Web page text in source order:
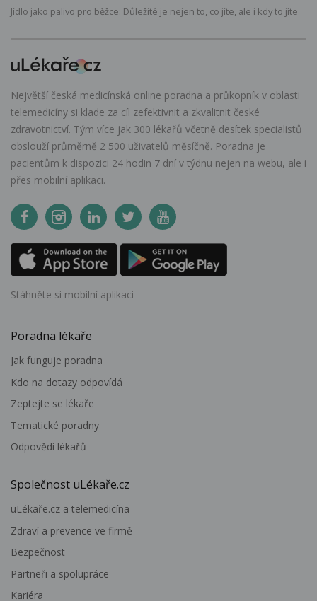
Jídlo jako palivo pro běžce: Důležité je nejen to, co jíte, ale i kdy to jíte
Největší česká medicínská online poradna a průkopník v oblasti
telemedicíny si klade za cíl zefektivnit a zkvalitnit české
zdravotnictví. Tým více jak 300 lékařů včetně desítek specialistů
obslouží průměrně 2 500 uživatelů měsíčně. Poradna je
pacientům k dispozici 24 hodin 7 dní v týdnu nejen na webu, ale i
přes mobilní aplikaci.
Stáhněte si mobilní aplikaci
Poradna lékaře
Jak funguje poradna
Kdo na dotazy odpovídá
Zeptejte se lékaře
Tematické poradny
Odpovědi lékařů
Společnost uLékaře.cz
uLékaře.cz a telemedicína
Zdraví a prevence ve firmě
Bezpečnost
Partneři a spolupráce
Kariéra